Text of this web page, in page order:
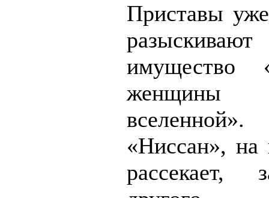
Приставы
имущество
женщины
вселенной».
«Ниссан», на
рассекает,